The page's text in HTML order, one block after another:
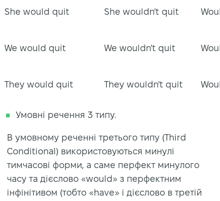
She would quit She wouldn't quit
We would quit We wouldn't quit
They would quit They wouldn't quit
Умовні речення 3 типу.
В умовному реченні третього типу (Third
Conditional) використовуються минулі
тимчасові форми, а саме перфект минулого
часу та дієслово «would» з перфектним
інфінітивом (тобто «have» і дієслово в третій